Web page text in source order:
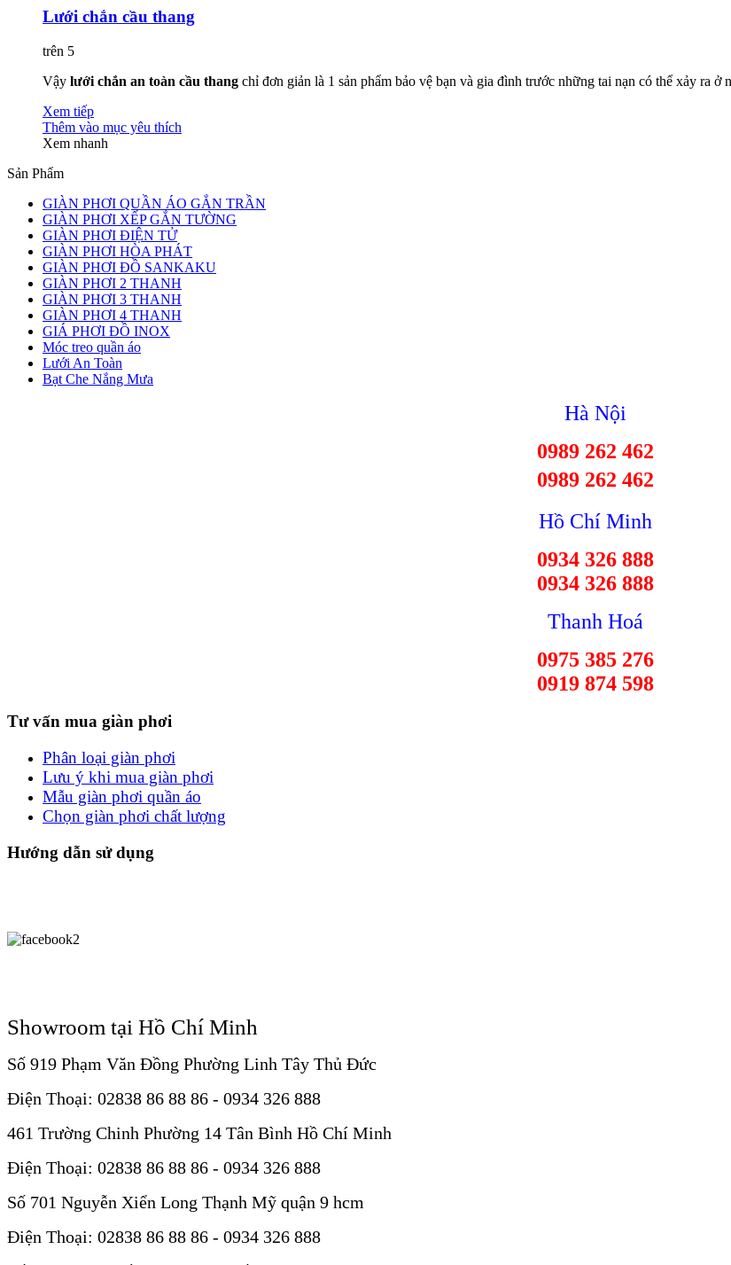
Lưới chắn cầu thang
trên 5
Vậy lưới chắn an toàn cầu thang chỉ đơn giản là 1 sản phẩm bảo vệ bạn và gia đình trước những tai nạn có thể xảy ra
Xem tiếp
Thêm vào mục yêu thích
Xem nhanh
Sản Phẩm
GIÀN PHƠI QUẦN ÁO GẮN TRẦN
GIÀN PHƠI XẾP GẮN TƯỜNG
GIÀN PHƠI ĐIỆN TỬ
GIÀN PHƠI HÒA PHÁT
GIÀN PHƠI ĐỒ SANKAKU
GIÀN PHƠI 2 THANH
GIÀN PHƠI 3 THANH
GIÀN PHƠI 4 THANH
GIÁ PHƠI ĐỒ INOX
Móc treo quần áo
Lưới An Toàn
Bạt Che Nắng Mưa
Hà Nội
0989 262 462
0989 262 462
Hồ Chí Minh
0934 326 888
0934 326 888
Thanh Hoá
0975 385 276
0919 874 598
Tư vấn mua giàn phơi
Phân loại giàn phơi
Lưu ý khi mua giàn phơi
Mẫu giàn phơi quần áo
Chọn giàn phơi chất lượng
Hướng dẫn sử dụng
Showroom tại Hồ Chí Minh
Số 919 Phạm Văn Đồng Phường Linh Tây Thủ Đức
Điện Thoại: 02838 86 88 86 - 0934 326 888
461 Trường Chinh Phường 14 Tân Bình Hồ Chí Minh
Điện Thoại: 02838 86 88 86 - 0934 326 888
Số 701 Nguyễn Xiển Long Thạnh Mỹ quận 9 hcm
Điện Thoại: 02838 86 88 86 - 0934 326 888